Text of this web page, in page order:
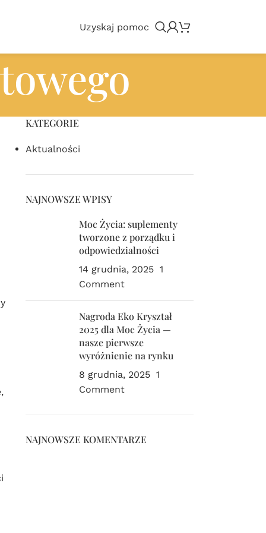
Uzyskaj pomoc
KATEGORIE
Aktualności
NAJNOWSZE WPISY
Moc Życia: suplementy
tworzone z porządku i
odpowiedzialności
14 grudnia, 2025 1
Comment
Nagroda Eko Kryształ
2025 dla Moc Życia —
nasze pierwsze
wyróżnienie na rynku
8 grudnia, 2025 1
Comment
NAJNOWSZE KOMENTARZE